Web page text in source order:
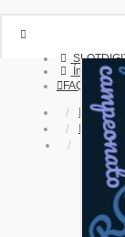
Índice
FAQ